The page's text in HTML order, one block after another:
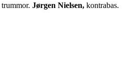
trummor. Jørgen Nielsen, kontrabas.